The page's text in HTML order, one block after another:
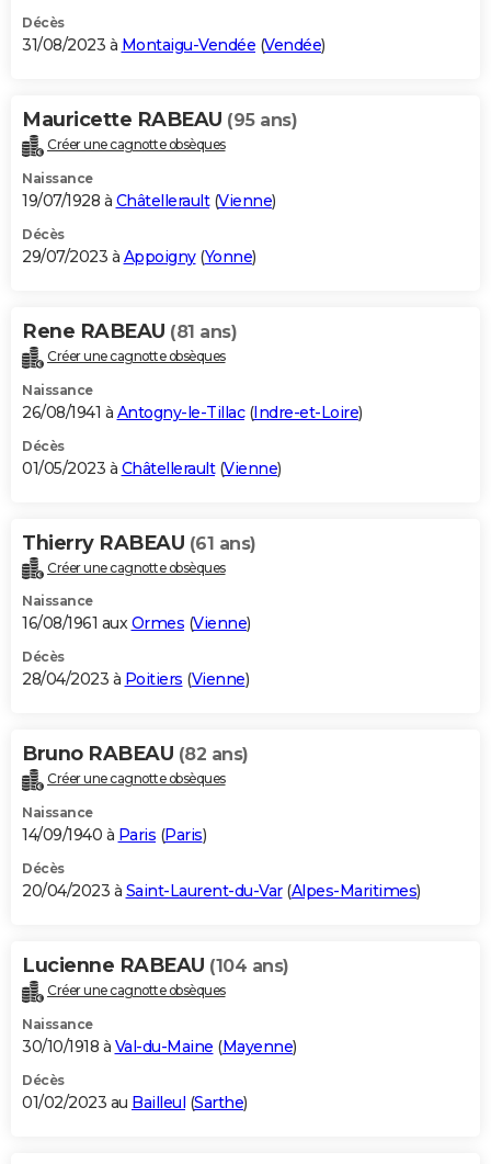
Décès
31/08/2023 à Montaigu-Vendée (Vendée)
Mauricette RABEAU (95 ans)
Créer une cagnotte obsèques
Naissance
19/07/1928 à Châtellerault(Vienne)
Décès
29/07/2023 à Appoigny(Yonne)
Rene RABEAU (81 ans)
Créer une cagnotte obsèques
Naissance
26/08/1941 à Antogny-le-Tillac(Indre-et-Loire)
Décès
01/05/2023 à Châtellerault(Vienne)
Thierry RABEAU (61 ans)
Créer une cagnotte obsèques
Naissance
16/08/1961 auxOrmes (Vienne)
Décès
28/04/2023 à Poitiers (Vienne)
Bruno RABEAU (82 ans)
Créer une cagnotte obsèques
Naissance
14/09/1940 à Paris (Paris)
Décès
20/04/2023 à Saint-Laurent-du-Var(Alpes-Maritimes)
Lucienne RABEAU (104 ans)
Créer une cagnotte obsèques
Naissance
30/10/1918 à Val-du-Maine (Mayenne)
Décès
01/02/2023 au Bailleul (Sarthe)